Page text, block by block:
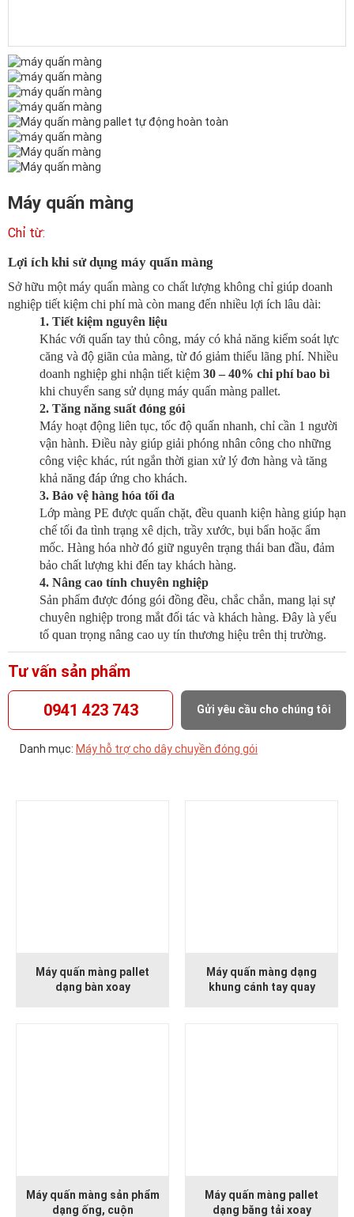
Máy quấn màng
Lợi ích khi sử dụng máy quấn màng
Sở hữu một máy quấn màng co chất lượng không chỉ giúp doanh
nghiệp tiết kiệm chi phí mà còn mang đến nhiều lợi ích lâu dài:
1. Tiết kiệm nguyên liệu
Khác với quấn tay thủ công, máy có khả năng kiểm soát lực
căng và độ giãn của màng, từ đó giảm thiểu lãng phí. Nhiều
doanh nghiệp ghi nhận tiết kiệm 30 – 40% chi phí bao bì
khi chuyển sang sử dụng máy quấn màng pallet.
2. Tăng năng suất đóng gói
Máy hoạt động liên tục, tốc độ quấn nhanh, chỉ cần 1 người
vận hành. Điều này giúp giải phóng nhân công cho những
công việc khác, rút ngắn thời gian xử lý đơn hàng và tăng
khả năng đáp ứng cho khách.
3. Bảo vệ hàng hóa tối đa
Lớp màng PE được quấn chặt, đều quanh kiện hàng giúp hạn
chế tối đa tình trạng xê dịch, trầy xước, bụi bẩn hoặc ẩm
mốc. Hàng hóa nhờ đó giữ nguyên trạng thái ban đầu, đảm
bảo chất lượng khi đến tay khách hàng.
4. Nâng cao tính chuyên nghiệp
Sản phẩm được đóng gói đồng đều, chắc chắn, mang lại sự
chuyên nghiệp trong mắt đối tác và khách hàng. Đây là yếu
tố quan trọng nâng cao uy tín thương hiệu trên thị trường.
Tư vấn sản phẩm
0941 423 743 Gửi yêu cầu cho chúng tôi
Danh mục: Máy hỗ trợ cho dây chuyền đóng gói
Máy quấn màng pallet
dạng bàn xoay
Máy quấn màng dạng
khung cánh tay quay
Máy quấn màng sản phẩm
dạng ống, cuộn
Máy quấn màng pallet
dạng băng tải xoay